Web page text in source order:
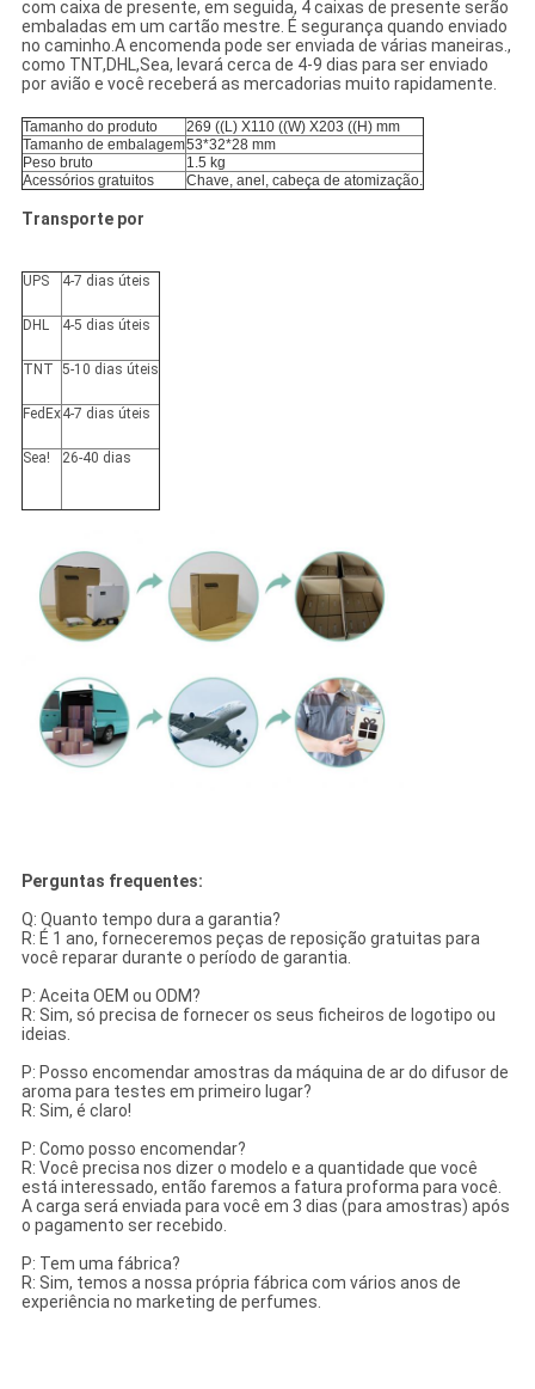
com caixa de presente, em seguida, 4 caixas de presente serão
embaladas em um cartão mestre. É segurança quando enviado
no caminho.A encomenda pode ser enviada de várias maneiras.,
como TNT,DHL,Sea, levará cerca de 4-9 dias para ser enviado
por avião e você receberá as mercadorias muito rapidamente.
Tamanho do produto
269 ((L) X110 ((W) X203 ((H) mm
Tamanho de embalagem53*32*28 mm
Peso bruto
1.5 kg
Acessórios gratuitos
Chave, anel, cabeça de atomização.
Transporte por
UPS 4-7 dias úteis
DHL 4-5 dias úteis
TNT 5-10 dias úteis
FedEx4-7 dias úteis
Sea! 26-40 dias
Perguntas frequentes:
Q: Quanto tempo dura a garantia?
R: É 1 ano, forneceremos peças de reposição gratuitas para
você reparar durante o período de garantia.
P: Aceita OEM ou ODM?
R: Sim, só precisa de fornecer os seus ficheiros de logotipo ou
ideias.
P: Posso encomendar amostras da máquina de ar do difusor de
aroma para testes em primeiro lugar?
R: Sim, é claro!
P: Como posso encomendar?
R: Você precisa nos dizer o modelo e a quantidade que você
está interessado, então faremos a fatura proforma para você.
A carga será enviada para você em 3 dias (para amostras) após
o pagamento ser recebido.
P: Tem uma fábrica?
R: Sim, temos a nossa própria fábrica com vários anos de
experiência no marketing de perfumes.